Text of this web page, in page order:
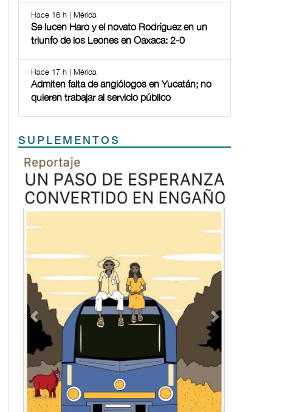
Hace 16 h | Mérida
Se lucen Haro y el novato Rodríguez en un
triunfo de los Leones en Oaxaca: 2-0
Hace 17 h | Mérida
Admiten falta de angiólogos en Yucatán; no
quieren trabajar al servicio público
SUPLEMENTOS
Previous Next